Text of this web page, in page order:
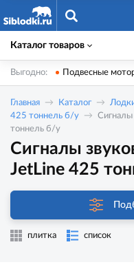
Каталог товаров
Выгодно: Подвесные
Главная Каталог
425 тоннель б/у
тоннель б/у
Сигналы
JetLine 425
плитка список